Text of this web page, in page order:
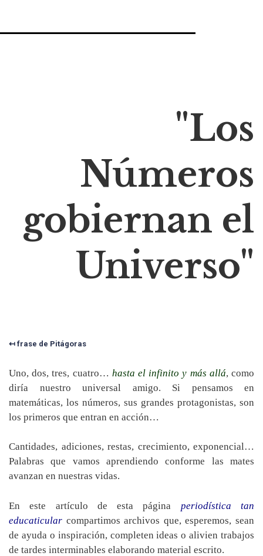
"Los
Números
gobiernan el
Universo"
↤ frase de Pitágoras
Uno, dos, tres, cuatro… hasta el infinito y más allá, como
diría nuestro universal amigo. Si pensamos en
matemáticas, los números, sus grandes protagonistas, son
los primeros que entran en acción…
Cantidades, adiciones, restas, crecimiento, exponencial…
Palabras que vamos aprendiendo conforme las mates
avanzan en nuestras vidas.
En este artículo de esta página periodística tan
educaticular compartimos archivos que, esperemos, sean
de ayuda o inspiración, completen ideas o alivien trabajos
de tardes interminables elaborando material escrito.